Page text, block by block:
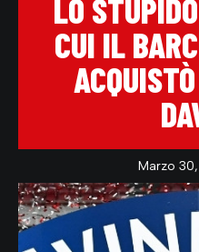
LO
CUI IL
Marzo